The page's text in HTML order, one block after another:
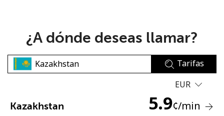
No se ha creado una contraseña
¿A dónde deseas llamar?
Tarifas
EUR
Kazakhstan 5.9¢/min